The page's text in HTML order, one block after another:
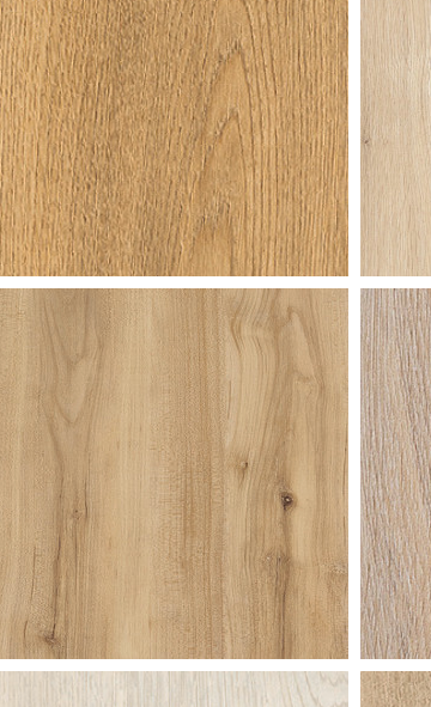
siberische
olm
essen
natuur